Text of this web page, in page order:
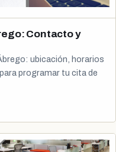
Contacto y
ubicación, horarios
programar tu cita de